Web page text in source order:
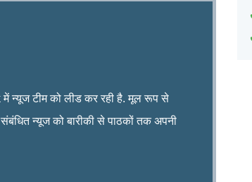
न्यूज टीम को लीड कर रही है. मूल रूप से
न्यूज को बारीकी से पाठकों तक अपनी